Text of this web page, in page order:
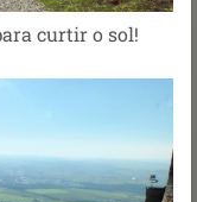
curtir o sol!